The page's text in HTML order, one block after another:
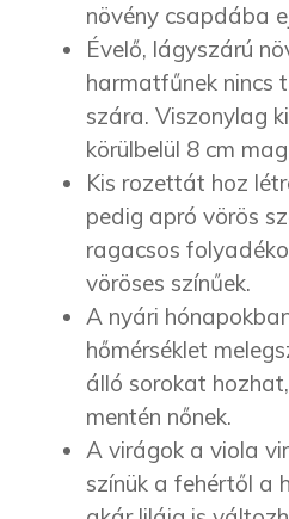
növény csapdába
Évelő, lágyszárú
harmatfűnek nincs
szára. Viszonylag
körülbelül 8 cm
Kis rozettát hoz
pedig apró vörös
ragacsos
vöröses színűek.
A nyári
hőmérséklet
álló sorokat
mentén nőnek.
A virágok a viola
színük a fehértől a